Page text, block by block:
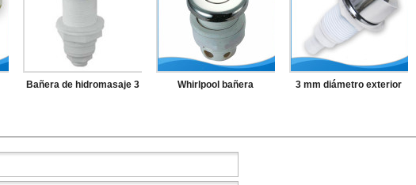
Bañera de hidromasaje 3
de aire
Whirlpool bañera 3 mm diámetro exterior